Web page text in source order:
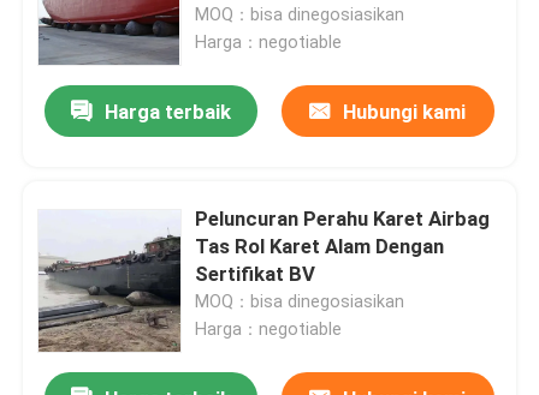
MOQ：bisa dinegosiasikan
Harga：negotiable
Harga terbaik Hubungi kami
Peluncuran Perahu Karet Airbag
Tas Rol Karet Alam Dengan
Sertifikat BV
MOQ：bisa dinegosiasikan
Harga：negotiable